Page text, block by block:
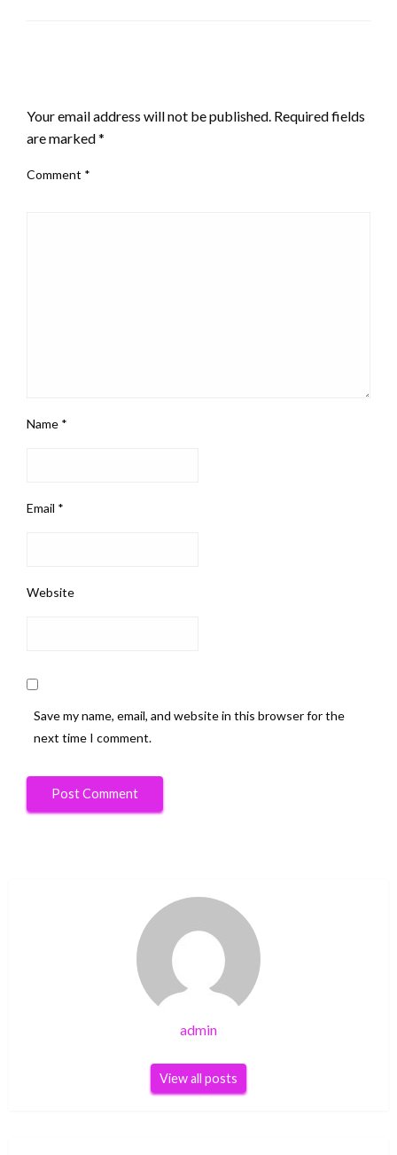
Your email address will not be published. Required fields
are marked*
Comment *
Name *
Email *
Website
Save my name, email, and website in this browser for the
next time I comment.
admin
View all posts